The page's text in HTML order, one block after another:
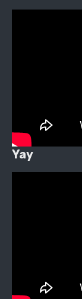
Yay